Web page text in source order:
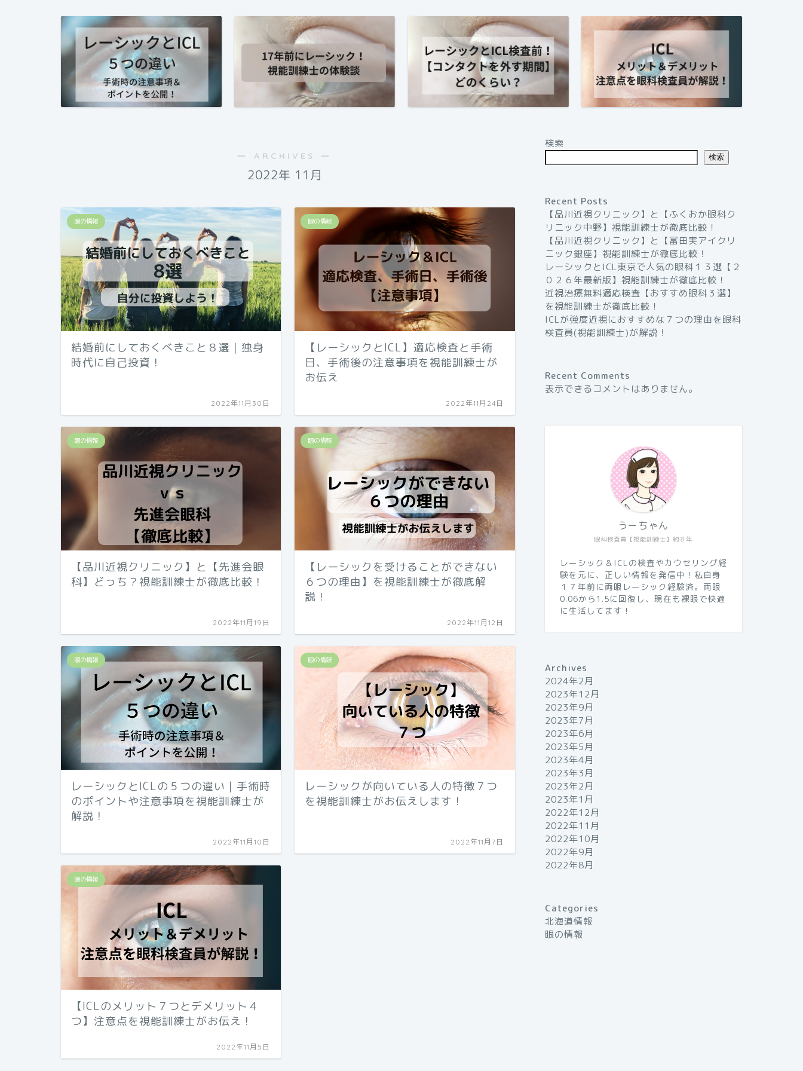
― ARCHIVES ―
2022年 11月
眼の情報
結婚前にしておくべきこと８選｜独身
時代に自己投資！
2022年11月30日
眼の情報
【レーシックとICL】適応検査と手術
日、手術後の注意事項を視能訓練士が
お伝え
2022年11月24日
眼の情報
【品川近視クリニック】と【先進会眼
科】どっち？視能訓練士が徹底比較！
2022年11月19日
眼の情報
【レーシックを受けることができない
６つの理由】を視能訓練士が徹底解
説！
2022年11月12日
眼の情報
レーシックとICLの５つの違い｜手術時
のポイントや注意事項を視能訓練士が
解説！
2022年11月10日
眼の情報
レーシックが向いている人の特徴７つ
を視能訓練士がお伝えします！
2022年11月7日
眼の情報
【ICLのメリット７つとデメリット４
つ】注意点を視能訓練士がお伝え！
2022年11月5日
検索
検索
Recent Posts
【品川近視クリニック】と【ふくおか眼科ク
リニック中野】視能訓練士が徹底比較！
【品川近視クリニック】と【冨田実アイクリ
ニック銀座】視能訓練士が徹底比較！
レーシックとICL東京で人気の眼科１３選【２
０２６年最新版】視能訓練士が徹底比較！
近視治療無料適応検査【おすすめ眼科３選】
を視能訓練士が徹底比較！
ICLが強度近視におすすめな７つの理由を眼科
検査員(視能訓練士)が解説！
Recent Comments
表示できるコメントはありません。
眼科検査員【視能訓練士】約８年
うーちゃん
レーシック＆ICLの検査やカウセリング経
験を元に、正しい情報を発信中！私自身
１７年前に両眼レーシック経験済。両眼
0.06から1.5に回復し、現在も裸眼で快適
に生活してます！
Archives
2024年2月
2023年12月
2023年9月
2023年7月
2023年6月
2023年5月
2023年4月
2023年3月
2023年2月
2023年1月
2022年12月
2022年11月
2022年10月
2022年9月
2022年8月
Categories
北海道情報
眼の情報